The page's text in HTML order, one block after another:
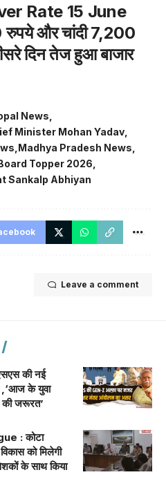
Rate 15 June
और चांदी 7,200
दिन तेज हुआ बाजार
News
Minister Mohan Yadav
Madhya Pradesh News
Topper 2026
Sankalp Abhiyan
Leave a comment
की नई
,‘आज के युवा
की जरूरत’
: कोटा
को मिलेगी
के साथ किया